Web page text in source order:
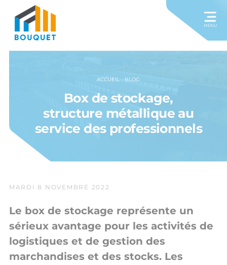
MENU
ACCUEIL - BLOG
Box de stockage,
structure métallique au
service des professionnels
MARDI 8 NOVEMBRE 2022
Le box de stockage représente un
sérieux avantage pour les activités de
logistiques et de gestion des
marchandises et des stocks. Les